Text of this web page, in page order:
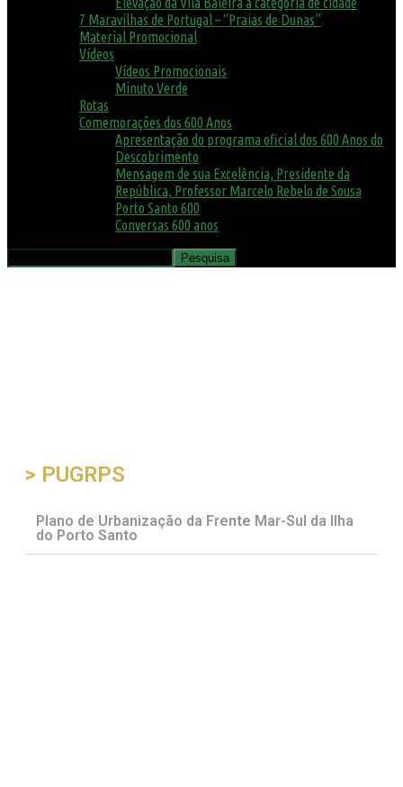
7 Maravilhas de Portugal – “Praias de Dunas”
Material Promocional
Vídeos
Vídeos Promocionais
Minuto Verde
Rotas
Comemorações dos 600 Anos
Apresentação do programa oficial dos 600 Anos do
Descobrimento
Mensagem de sua Excelência, Presidente da
República, Professor Marcelo Rebelo de Sousa
Porto Santo 600
Conversas 600 anos
> PUGRPS
Plano de Urbanização da Frente Mar-Sul da Ilha
do Porto Santo